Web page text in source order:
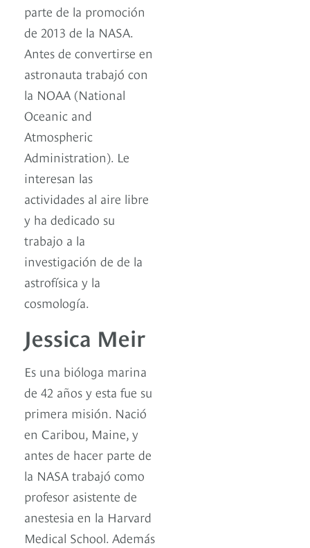
parte de la promoción
de 2013 de la NASA.
Antes de convertirse en
astronauta trabajó con
la NOAA (National
Oceanic and
Atmospheric
Administration). Le
interesan las
actividades al aire libre
y ha dedicado su
trabajo a la
investigación de de la
astrofísica y la
cosmología.
Jessica Meir
Es una bióloga marina
de 42 años y esta fue su
primera misión. Nació
en Caribou, Maine, y
antes de hacer parte de
la NASA trabajó como
profesor asistente de
anestesia en la Harvard
Medical School. Además